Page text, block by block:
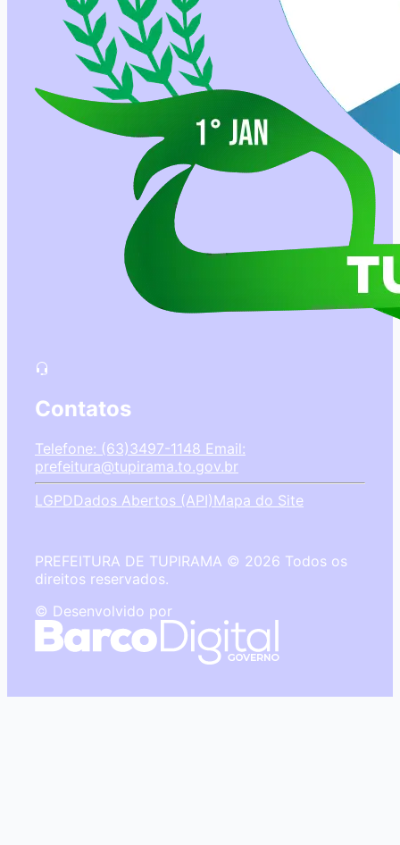
Contatos
Telefone: (63)3497-1148 Email:
prefeitura@tupirama.to.gov.br
LGPDDados Abertos (API)Mapa do Site
PREFEITURA DE TUPIRAMA © 2026 Todos os
direitos reservados.
© Desenvolvido por